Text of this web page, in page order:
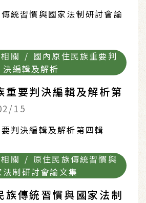
統習慣與國家法制研討會論
關 / 國內原住民族重要判
決編輯及解析
重要判決編輯及解析第
15
判決編輯及解析第四輯
關 / 原住民族傳統習慣與
法制研討會論文集
族傳統習慣與國家法制